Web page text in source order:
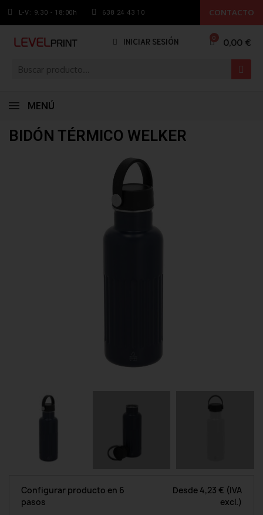
L-V: 9.30 - 18:00h 638 24 43 10 CONTACTO
INICIAR SESIÓN 0,00 €
MENÚ
BIDÓN TÉRMICO WELKER
Configurar producto en 6
pasos
Desde 4,23 € (IVA
excl.)